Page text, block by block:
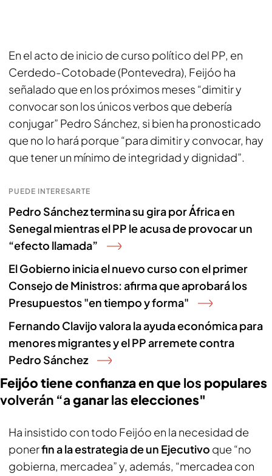
En el acto de inicio de curso político del PP, en
Cerdedo-Cotobade (Pontevedra), Feijóo ha
señalado que en los próximos meses “dimitir y
convocar son los únicos verbos que debería
conjugar” Pedro Sánchez, si bien ha pronosticado
que no lo hará porque “para dimitir y convocar, hay
que tener un mínimo de integridad y dignidad”.
PUEDE INTERESARTE
Pedro Sánchez termina su gira por África en
Senegal mientras el PP le acusa de provocar un
“efecto llamada”
El Gobierno inicia el nuevo curso con el primer
Consejo de Ministros: afirma que aprobará los
Presupuestos "en tiempo y forma"
Fernando Clavijo valora la ayuda económica para
menores migrantes y el PP arremete contra
Pedro Sánchez
Feijóo tiene confianza en quelos populares
volverán “aganarlaselecciones"
Ha insistido con todo Feijóo en la necesidad de
ponerfin a la estrategia de un Ejecutivo que “no
gobierna, mercadea” y, además, “mercadea con